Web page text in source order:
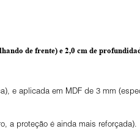
de frente) e 2,0 cm de
e aplicada em MDF de 3 mm
a proteção é ainda mais reforçada).